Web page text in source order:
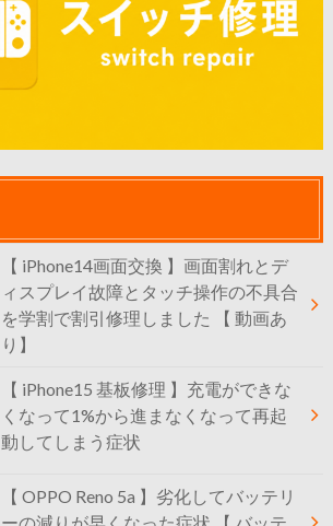
【 iPhone14画面交換 】画面割れとデ
ィスプレイ故障とタッチ操作の不具合
を学割で割引修理しました 【 動画あ
り】
【 iPhone15 基板修理 】充電ができな
くなって1%から進まなくなって再起
動してしまう症状
【 OPPO Reno 5a 】劣化してバッテリ